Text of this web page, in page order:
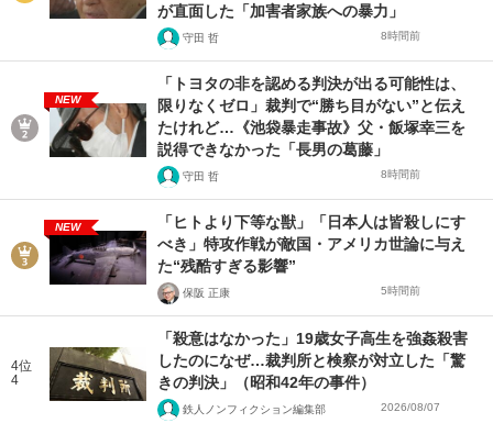
が直面した「加害者家族への暴力」
守田 哲 8時間前
NEW
「トヨタの非を認める判決が出る可能性は、
限りなくゼロ」裁判で“勝ち目がない”と伝え
たけれど…《池袋暴走事故》父・飯塚幸三を
説得できなかった「長男の葛藤」
守田 哲 8時間前
NEW
「ヒトより下等な獣」「日本人は皆殺しにす
べき」特攻作戦が敵国・アメリカ世論に与え
た“残酷すぎる影響”
保阪 正康 5時間前
4位
4
「殺意はなかった」19歳女子高生を強姦殺害
したのになぜ…裁判所と検察が対立した「驚
きの判決」（昭和42年の事件）
鉄人ノンフィクション編集部 2026/08/07